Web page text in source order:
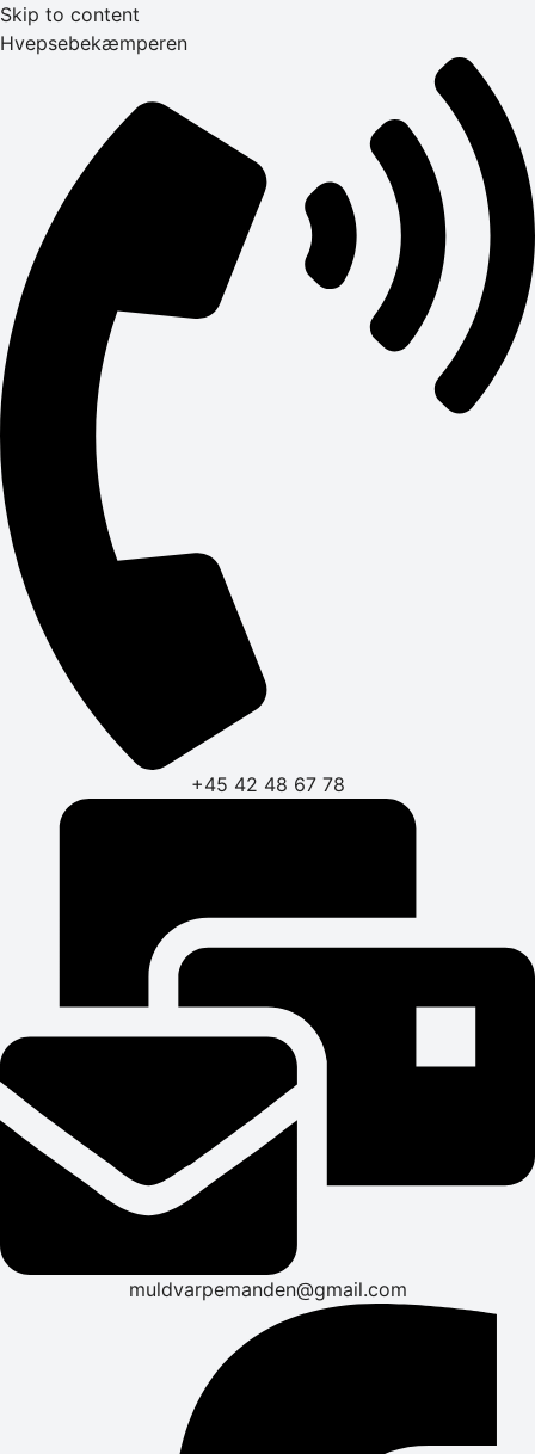
Skip to content
Hvepsebekæmperen
+45 42 48 67 78
muldvarpemanden@gmail.com